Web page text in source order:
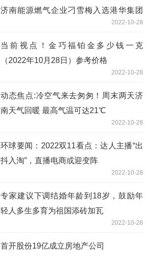
济南能源燃气企业刁雪梅入选港华集团
2022-10-28
当前视点！金巧福铂金多少钱一克
（2022年10月28日）参考价格
2022-10-28
动态焦点:冷空气来去匆匆！周末两天济
南天气回暖 最高气温可达21℃
2022-10-28
环球要闻：2022双11看点：达人主播“出
抖入淘”，直播电商或迎变阵
2022-10-28
专家建议下调结婚年龄到18岁，鼓励年
轻人多生多育为祖国添砖加瓦
2022-10-28
首开股份19亿成立房地产公司